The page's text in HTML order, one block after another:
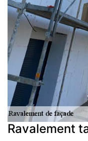
Ravalement